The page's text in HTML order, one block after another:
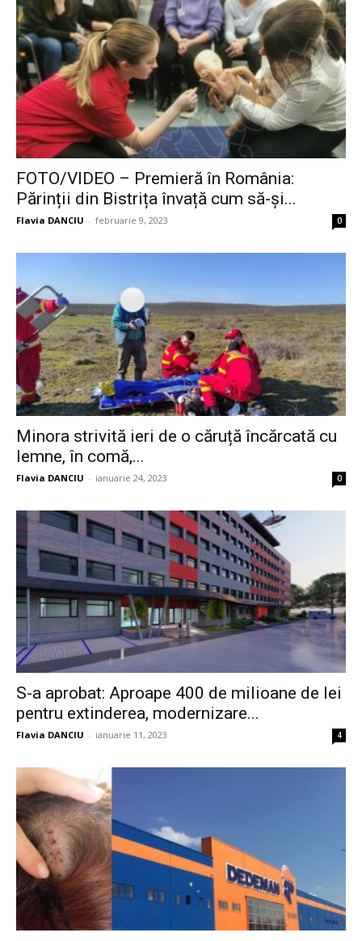
FOTO/VIDEO – Premieră în România:
Părinții din Bistrița învață cum să-și...
Flavia DANCIU - februarie 9, 2023 0
Minora strivită ieri de o căruță încărcată cu
lemne, în comă,...
Flavia DANCIU - ianuarie 24, 2023 0
S-a aprobat: Aproape 400 de milioane de lei
pentru extinderea, modernizare...
Flavia DANCIU - ianuarie 11, 2023 4